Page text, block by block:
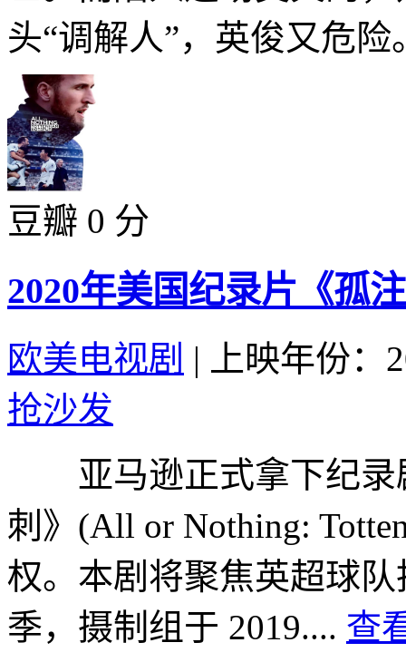
头“调解人”，英俊又危
豆瓣 0 分
2020年美国纪录片《孤
欧美电视剧 |
上映年份：
抢沙发
亚马逊正式拿下纪录
刺》(All or Nothing:
权。本剧将聚焦英超球
季，摄制组于 2019.... 查